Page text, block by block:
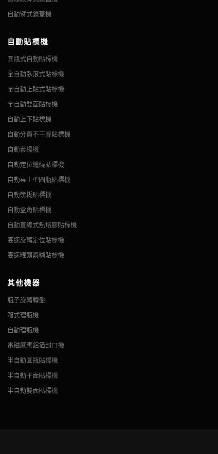
自動臂式鎖蓋機
自動貼標機
圓瓶式自動貼標機
全自動臥滾式貼標機
全自動上貼式貼標機
全自動雙面貼標機
自動上下貼標機
自動分頁不干膠貼標機
自動套標機
自動定位纏繞貼標機
自動桌上型圓瓶貼標機
自動漿糊貼標機
自動盒角貼標機
自動直線式熱熔膠貼標機
高速旋轉定位貼標機
高速罐頭漿糊貼標機
其他機器
瓶子旋轉轉盤
箱式理瓶機
自動理瓶機
電磁感應鋁箔封口機
半自動圓瓶貼標機
半自動平面貼標機
半自動雙面貼標機